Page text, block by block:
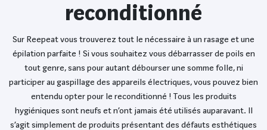
reconditionné
Sur Reepeat vous trouverez tout le nécessaire à un rasage et une
épilation parfaite ! Si vous souhaitez vous débarrasser de poils en
tout genre, sans pour autant débourser une somme folle, ni
participer au gaspillage des appareils électriques, vous pouvez bien
entendu opter pour le reconditionné ! Tous les produits
hygiéniques sont neufs et n’ont jamais été utilisés auparavant. Il
s’agit simplement de produits présentant des défauts esthétiques